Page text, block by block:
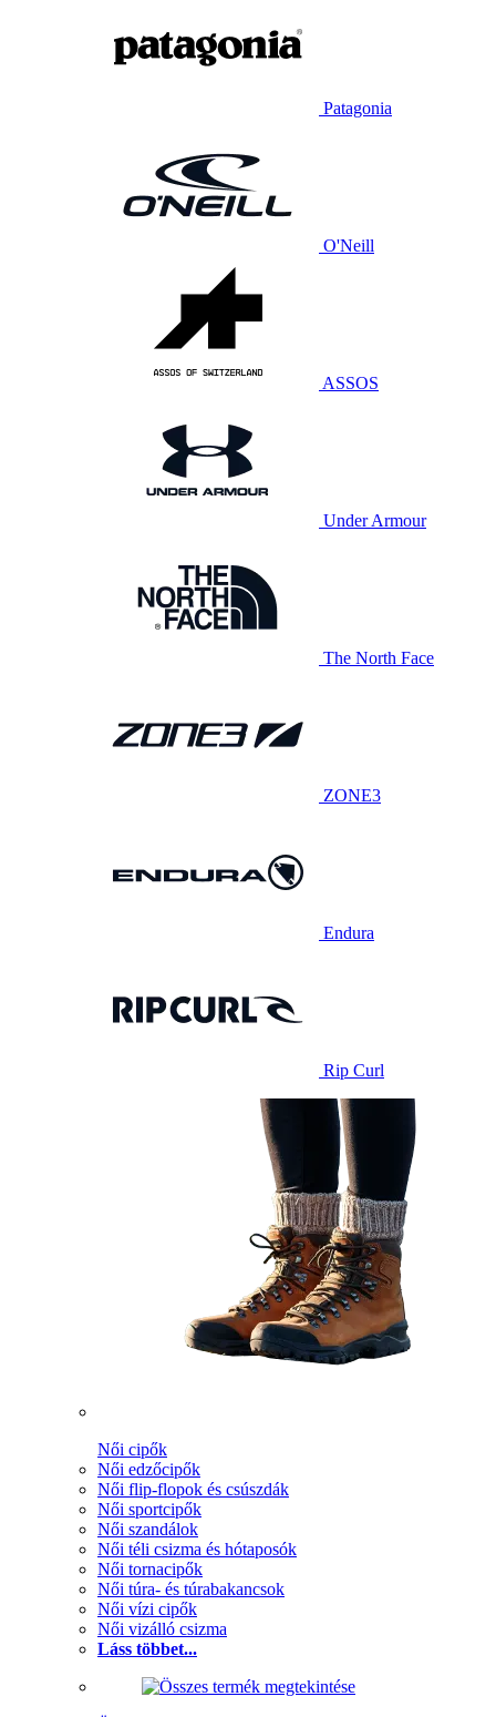
Patagonia
O'Neill
ASSOS
Under Armour
The North Face
ZONE3
Endura
Rip Curl
Női cipők
Női edzőcipők
Női flip-flopok és csúszdák
Női sportcipők
Női szandálok
Női téli csizma és hótaposók
Női tornacipők
Női túra- és túrabakancsok
Női vízi cipők
Női vizálló csizma
Láss többet...